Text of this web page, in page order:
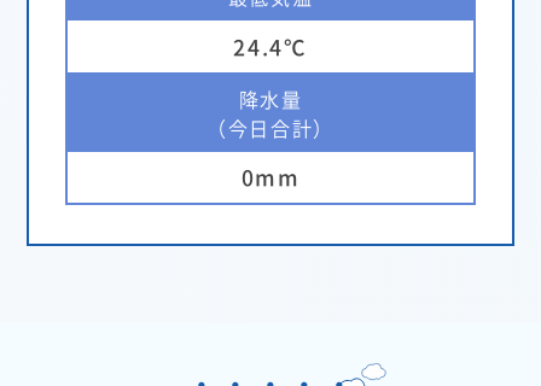
24.4
降水量
（今日合計）
0